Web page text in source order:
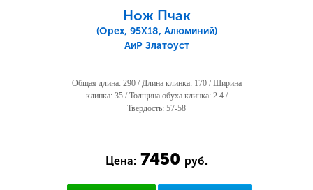
Нож Пчак
(Орех, 95Х18, Алюминий)
АиР Златоуст
Общая длина: 290 / Длина клинка: 170 / Ширина
клинка: 35 / Толщина обуха клинка: 2.4 /
Твердость: 57-58
Цена: 7450 руб.